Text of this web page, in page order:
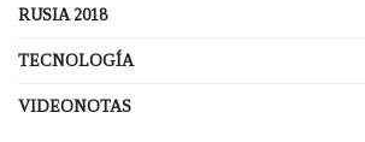
RUSIA 2018
TECNOLOGÍA
VIDEONOTAS